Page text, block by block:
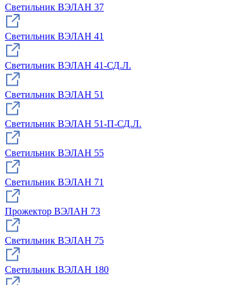
Светильник ВЭЛАН 37
Светильник ВЭЛАН 41
Светильник ВЭЛАН 41-СД.Л.
Светильник ВЭЛАН 51
Светильник ВЭЛАН 51-П-СД.Л.
Светильник ВЭЛАН 55
Светильник ВЭЛАН 71
Прожектор ВЭЛАН 73
Светильник ВЭЛАН 75
Светильник ВЭЛАН 180